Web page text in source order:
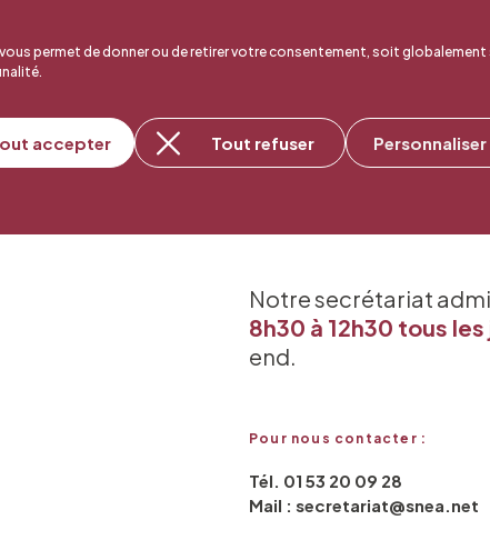
permet de donner ou de retirer votre consentement, soit
accepter Tout refuser Personnaliser
Notre secrétariat
8h30 à 12h30 tous
end.
Pour nous contacter :
Tél. 01 53 20 09 28
Mail : secretariat@snea.net